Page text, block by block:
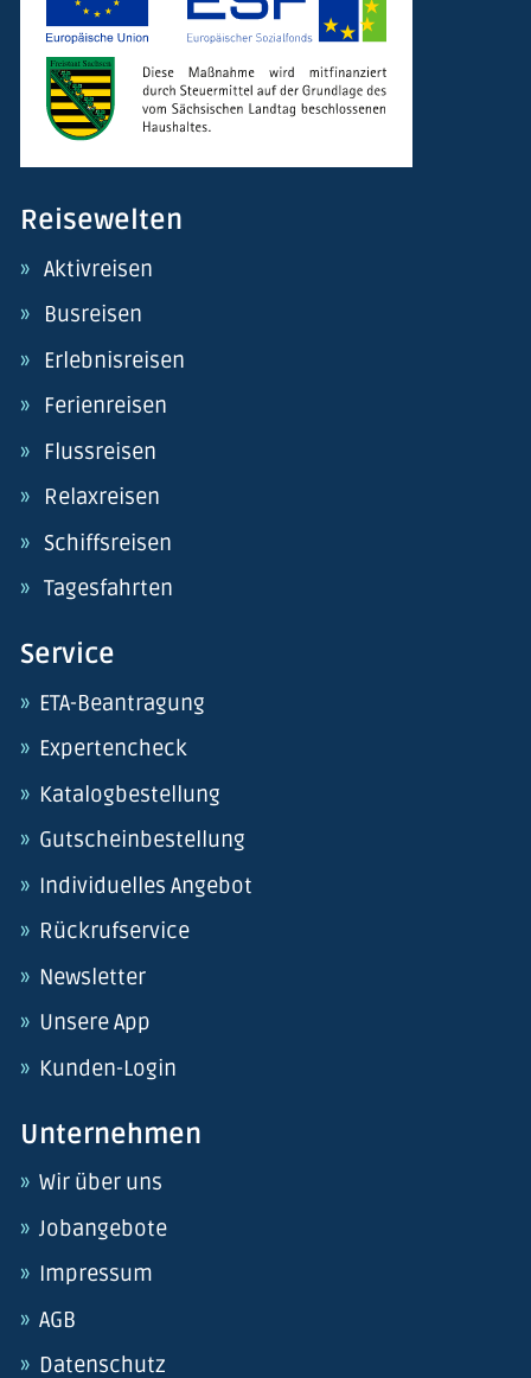
Reisewelten
Aktivreisen
Busreisen
Erlebnisreisen
Ferienreisen
Flussreisen
Relaxreisen
Schiffsreisen
Tagesfahrten
Service
ETA-Beantragung
Expertencheck
Katalogbestellung
Gutscheinbestellung
Individuelles Angebot
Rückrufservice
Newsletter
Unsere App
Kunden-Login
Unternehmen
Wir über uns
Jobangebote
Impressum
AGB
Datenschutz